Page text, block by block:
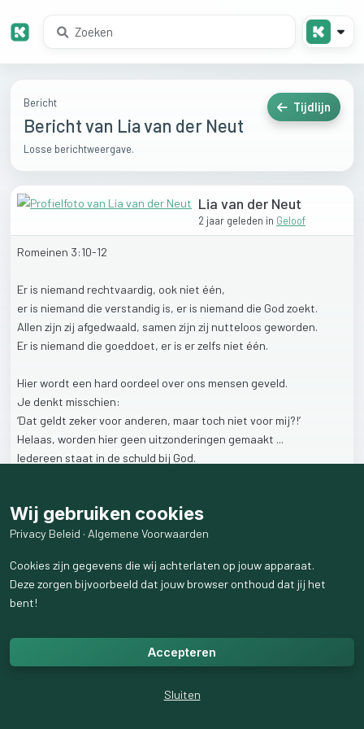
Bericht
Bericht van Lia van der Neut
Losse berichtweergave.
Tijdlijn
Lia van der Neut
2 jaar geleden in Geloof
Romeinen 3:10-12
Er is niemand rechtvaardig, ook niet één,
er is niemand die verstandig is, er is niemand die God zoekt.
Allen zijn zij afgedwaald, samen zijn zij nutteloos geworden.
Er is niemand die goeddoet, er is erzelfs niet één.
Hierwordt een hard oordeel over ons mensen geveld.
Je denkt misschien:
‘Dat geldt zekervoor anderen, maar toch niet voor mij?!’
Helaas, worden hier geen uitzonderingen gemaakt ...
Iedereen staat in de schuld bij God.
inJezus, ZijnZoon.
Wij gebruiken cookies
Privacy Beleid · Algemene Voorwaarden
Cookies zijn gegevens die wij achterlaten op jouw apparaat.
Deze zorgen bijvoorbeeld dat jouw browser onthoud dat jij het
bent!
Accepteren
Sluiten